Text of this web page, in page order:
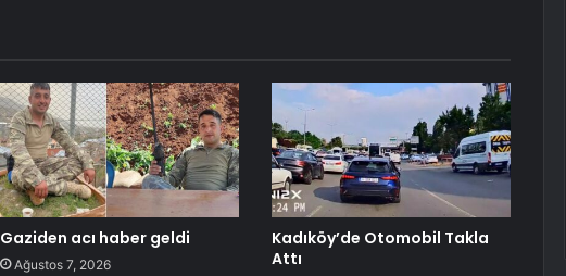
Gaziden acı haber geldi
Ağustos 7, 2026
Kadıköy’de Otomobil Takla
Attı